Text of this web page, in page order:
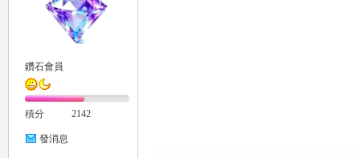
鑽石會員
積分 2142
發消息